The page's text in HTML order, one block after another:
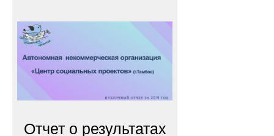
Отчет о результатах